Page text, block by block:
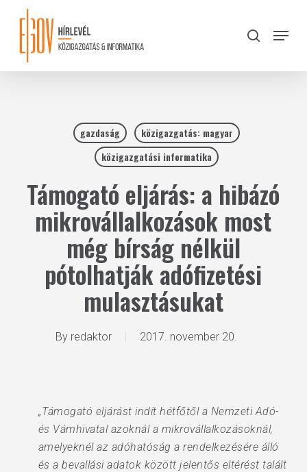
content
search
Menu
gazdaság
közigazgatás: magyar
közigazgatási informatika
Támogató eljárás: a hibázó
mikrovállalkozások most
még bírság nélkül
pótolhatják adófizetési
mulasztásukat
By redaktor 2017. november 20.
„Támogató eljárást indít hétfőtől a Nemzeti Adó-
és Vámhivatal azoknál a mikrovállalkozásoknál,
amelyeknél az adóhatóság a rendelkezésére álló
és a bevallási adatok között jelentős eltérést talált
Close